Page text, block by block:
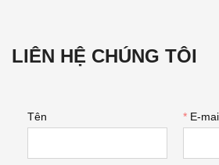
LIÊN HỆ CHÚNG TÔI
Tên * E-